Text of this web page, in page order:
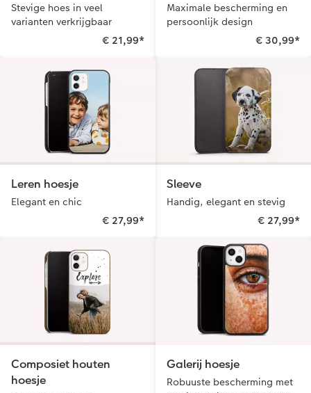
Stevige hoes in veel
varianten verkrijgbaar
€ 21,99*
Maximale bescherming en
persoonlijk design
€ 30,99*
Sleeve
Handig, elegant en stevig
€ 27,99*
Leren hoesje
Elegant en chic
€ 27,99*
Composiet houten
hoesje
Galerij hoesje
Robuuste bescherming met